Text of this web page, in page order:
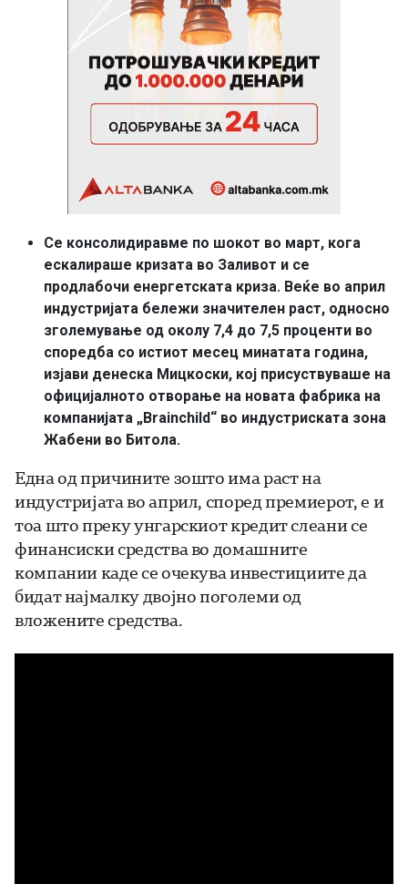
Се консолидиравме по шокот во март, кога
ескалираше кризата во Заливот и се
продлабочи енергетската криза. Веќе во април
индустријата бележи значителен раст, односно
зголемување од околу 7,4 до 7,5 проценти во
споредба со истиот месец минатата година,
изјави денеска Мицкоски, кој присуствуваше на
официјалното отворање на новата фабрика на
компанијата „Brainchild“ во индустриската зона
Жабени во Битола.
Една од причините зошто има раст на
индустријата во април, според премиерот, е и
тоа што преку унгарскиот кредит слеани се
финансиски средства во домашните
компании каде се очекува инвестициите да
бидат најмалку двојно поголеми од
вложените средства.